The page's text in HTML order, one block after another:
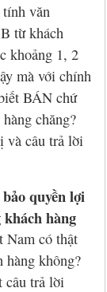
văn
từ khách
khoảng 1, 2
mà với chính
BÁN chứ
chăng?
và câu trả lời
quyền lợi
hàng
Nam có thật
hàng không?
câu trả lời